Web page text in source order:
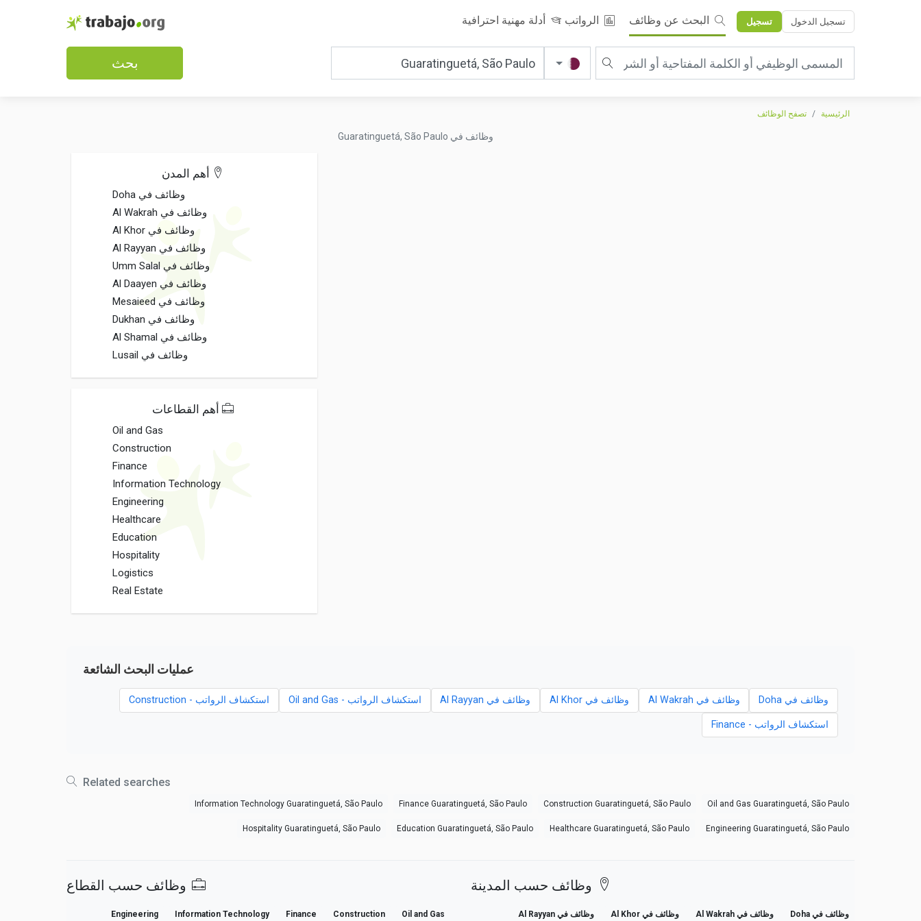
البحث عن وظائف الرواتب أدلة مهنية احترافية تسجيل الدخول تسجيل
بحث
الرئيسية تصفح الوظائف
وظائف في Guaratinguetá, São Paulo
أهم المدن
وظائف في Doha
وظائف في Al Wakrah
وظائف في Al Khor
وظائف في Al Rayyan
وظائف في Umm Salal
وظائف في Al Daayen
وظائف في Mesaieed
وظائف في Dukhan
وظائف في Al Shamal
وظائف في Lusail
أهم القطاعات
Oil and Gas
Construction
Finance
Information Technology
Engineering
Healthcare
Education
Hospitality
Logistics
Real Estate
عمليات البحث الشائعة
وظائف في Doha وظائف في Al Wakrah وظائف في Al Khor وظائف في Al Rayyan استكشاف الرواتب - Oil and Gas استكشاف الرواتب - Construction
استكشاف الرواتب - Finance
Related searches
Oil and Gas Guaratinguetá, São Paulo
Construction Guaratinguetá, São Paulo
Finance Guaratinguetá, São Paulo
Information Technology Guaratinguetá, São Paulo
Engineering Guaratinguetá, São Paulo
Healthcare Guaratinguetá, São Paulo
Education Guaratinguetá, São Paulo
Hospitality Guaratinguetá, São Paulo
وظائف حسب المدينة
وظائف في Doha وظائف في Al Wakrah وظائف في Al Khor وظائف في Al Rayyan
وظائف حسب القطاع
Oil and Gas
Construction
Finance
Information Technology
Engineering